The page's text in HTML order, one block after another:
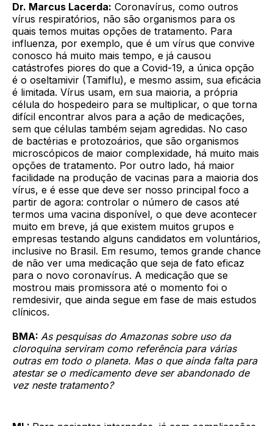
Dr. Marcus Lacerda: Coronavírus, como outros
vírus respiratórios, não são organismos para os
quais temos muitas opções de tratamento. Para
influenza, por exemplo, que é um vírus que convive
conosco há muito mais tempo, e já causou
catástrofes piores do que a Covid-19, a única opção
é o oseltamivir (Tamiflu), e mesmo assim, sua eficácia
é limitada. Vírus usam, em sua maioria, a própria
célula do hospedeiro para se multiplicar, o que torna
difícil encontrar alvos para a ação de medicações,
sem que células também sejam agredidas. No caso
de bactérias e protozoários, que são organismos
microscópicos de maior complexidade, há muito mais
opções de tratamento. Por outro lado, há maior
facilidade na produção de vacinas para a maioria dos
vírus, e é esse que deve ser nosso principal foco a
partir de agora: controlar o número de casos até
termos uma vacina disponível, o que deve acontecer
muito em breve, já que existem muitos grupos e
empresas testando alguns candidatos em voluntários,
inclusive no Brasil. Em resumo, temos grande chance
de não ver uma medicação que seja de fato eficaz
para o novo coronavírus. A medicação que se
mostrou mais promissora até o momento foi o
remdesivir, que ainda segue em fase de mais estudos
clínicos.
BMA: As pesquisas do Amazonas sobre uso da
cloroquina serviram como referência para várias
outras em todo o planeta. Mas o que ainda falta para
atestar se o medicamento deve ser abandonado de
vez neste tratamento?